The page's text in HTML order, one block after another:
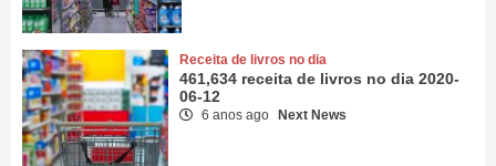
Receita de livros no dia
461,634 receita de livros no dia 2020-
06-12
6 anos ago Next News